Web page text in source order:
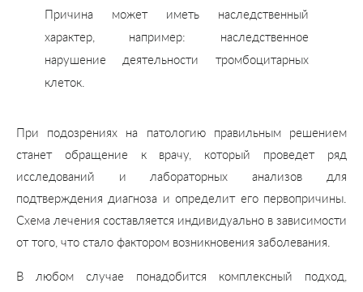
Причина может иметь наследственный
характер, например: наследственное
нарушение деятельности тромбоцитарных
клеток.
При подозрениях на патологию правильным решением
станет обращение к врачу, который проведет ряд
исследований и лабораторных анализов для
подтверждения диагноза и определит его первопричины.
Схема лечения составляется индивидуально в зависимости
от того, что стало фактором возникновения заболевания.
В любом случае понадобится комплексный подход,